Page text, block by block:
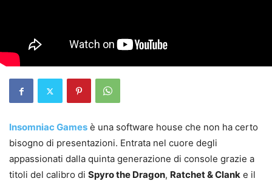
Insomniac Games è una software house che non ha certo
bisogno di presentazioni. Entrata nel cuore degli
appassionati dalla quinta generazione di console grazie a
titoli del calibro di Spyro the Dragon, Ratchet & Clank e il